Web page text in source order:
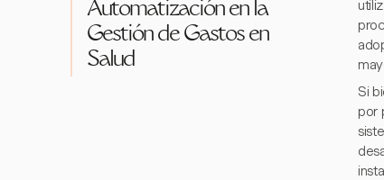
Automatización en la
Gestión de Gastos en
Salud
Si
por